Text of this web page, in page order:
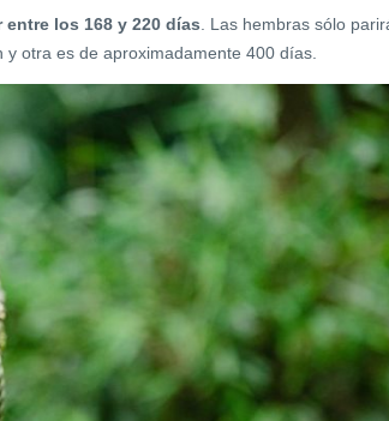
los 168 y 220 días . Las hembras sólo
otra es de aproximadamente 400 días.